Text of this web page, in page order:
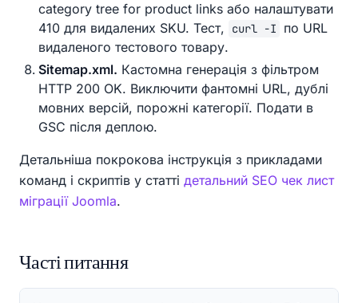
category tree for product links або налаштувати
410 для видалених SKU. Тест,
curl -I
по URL
видаленого тестового товару.
Sitemap.xml. Кастомна генерація з фільтром
HTTP 200 OK. Виключити фантомні URL, дублі
мовних версій, порожні категорії. Подати в
GSC після деплою.
Детальніша покрокова інструкція з прикладами
команд і скриптів у статті детальний SEO чек лист
міграції Joomla.
Часті питання